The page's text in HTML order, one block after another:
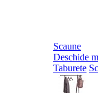
Scaune
Deschide
Taburete